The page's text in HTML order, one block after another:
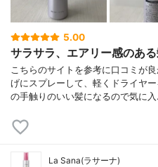
5.00
サラサラ、エアリー感のあ
こちらのサイトを参考に口コミが
げにスプレーして、軽くドライヤ
の手触りのいい髪になるので気に
La Sana(ラサーナ)